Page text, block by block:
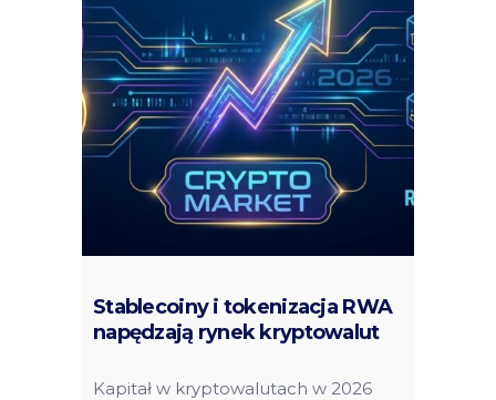
Stablecoiny i tokenizacja RWA
napędzają rynek kryptowalut
Kapitał w kryptowalutach w 2026